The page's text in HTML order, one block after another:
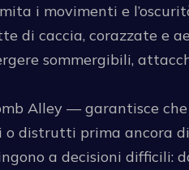
i movimenti e
caccia, corazzate e
sommergibili,
Alley — garantisce
distrutti prima ancora
a decisioni difficili: